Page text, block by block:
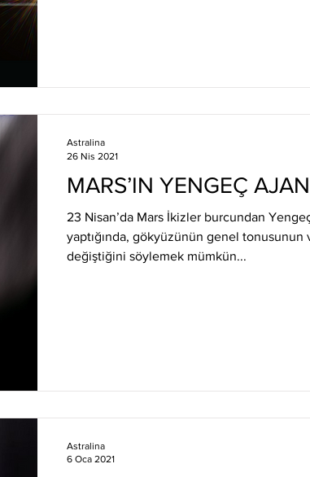
MARS’IN YENGEÇ
23 Nisan’da Mars İkizler burcundan
yaptığında, gökyüzünün genel tonusunun
değiştiğini söylemek mümkün...
Astralina
26 Nis 2021
Astralina
6 Oca 2021